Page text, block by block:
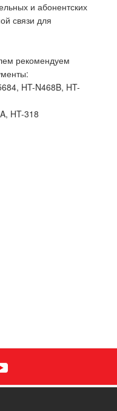
и абонентских
связи для
рекомендуем
HT-N468B, HT-
HT-318